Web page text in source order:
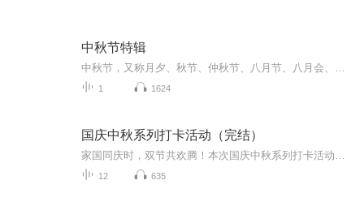
中秋节特辑
1 1624
国庆中秋系列打卡活动（完结）
12 635